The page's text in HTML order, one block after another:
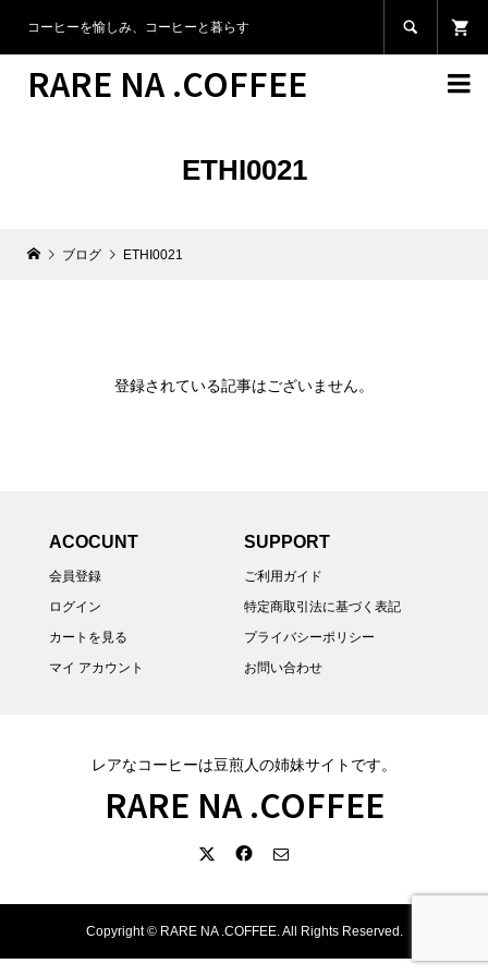
コーヒーを愉しみ、コーヒーと暮らす 
RARE NA .COFFEE 
ETHI0021
ブログ ETHI0021
登録されている記事はございません。
ACOCUNT
会員登録
ログイン
カートを見る
マイ アカウント
SUPPORT
ご利用ガイド
特定商取引法に基づく表記
プライバシーポリシー
お問い合わせ
レアなコーヒーは豆煎人の姉妹サイトです。
RARE NA .COFFEE
Copyright ©RARE NA .COFFEE. All Rights Reserved.